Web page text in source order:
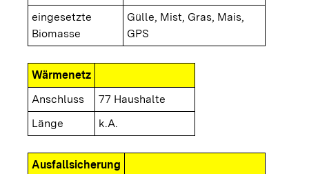
eingesetzte
Biomasse
Gülle, Mist, Gras, Mais,
GPS
Wärmenetz
Anschluss
77 Haushalte
Länge
k.A.
Ausfallsicherung